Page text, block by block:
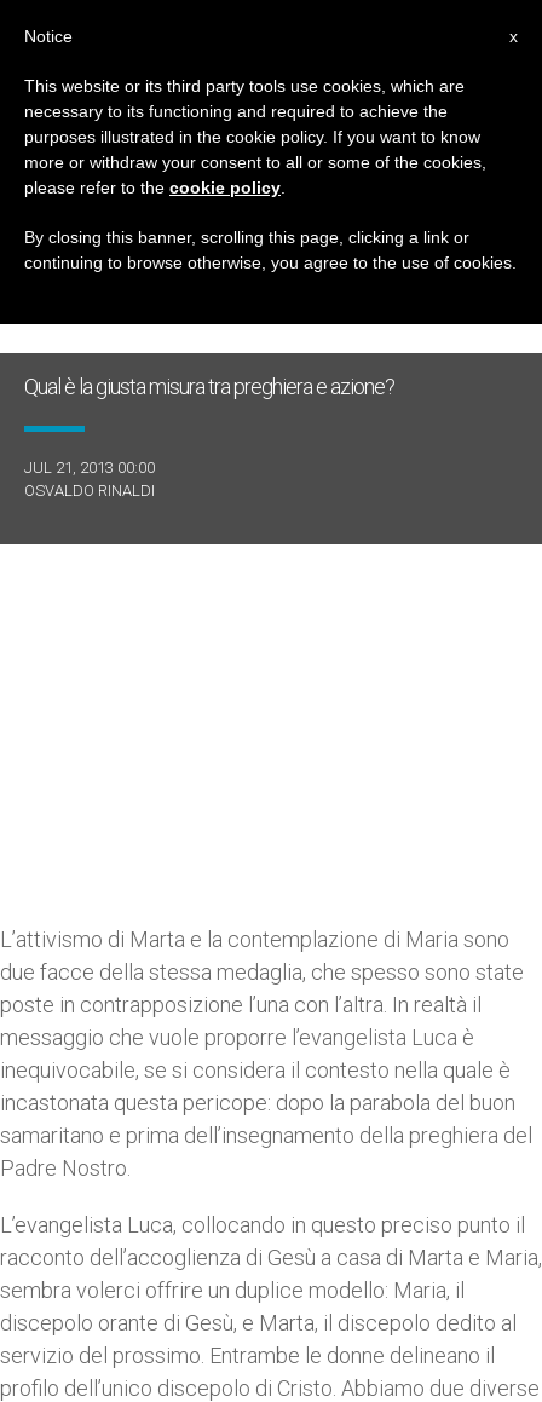
GIORNO
Luglio 21st, 2013
ULTIME NOTIZIE
Qual è la giusta misura tra preghiera e azione?
JUL 21, 2013 00:00
OSVALDO RINALDI
L’attivismo di Marta e la contemplazione di Maria sono
due facce della stessa medaglia, che spesso sono state
poste in contrapposizione l’una con l’altra. In realtà il
messaggio che vuole proporre l’evangelista Luca è
inequivocabile, se si considera il contesto nella quale è
incastonata questa pericope: dopo la parabola del buon
samaritano e prima dell’insegnamento della preghiera del
Padre Nostro.
L’evangelista Luca, collocando in questo preciso punto il
racconto dell’accoglienza di Gesù a casa di Marta e Maria,
sembra volerci offrire un duplice modello: Maria, il
discepolo orante di Gesù, e Marta, il discepolo dedito al
servizio del prossimo. Entrambe le donne delineano il
profilo dell’unico discepolo di Cristo. Abbiamo due diverse
x
Notice
This website or its third party tools use cookies, which are
necessary to its functioning and required to achieve the
purposes illustrated in the cookie policy. If you want to know
more or withdraw your consent to all or some of the cookies,
please refer to the cookie policy
By closing this banner, scrolling this page, clicking a link or
continuing to browse otherwise, you agree to the use of cookies.